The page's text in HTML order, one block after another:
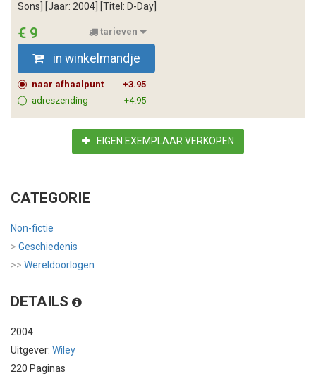
Sons] [Jaar: 2004] [Titel: D-Day]
€ 9 tarieven
in winkelmandje
naar afhaalpunt
+3.95
adreszending
+4.95
EIGEN EXEMPLAAR VERKOPEN
CATEGORIE
Non-fictie
> Geschiedenis
>> Wereldoorlogen
DETAILS
2004
Uitgever: Wiley
220 Paginas